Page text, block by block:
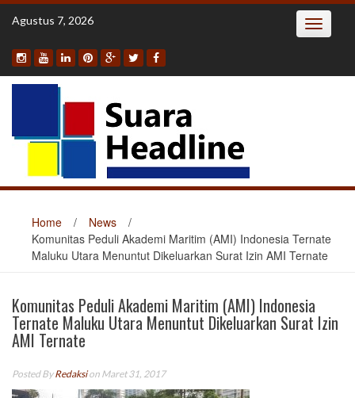
Skip
Agustus 7, 2026 Toggle
Home / News
/
Komunitas Peduli Akademi Maritim (AMI) Indonesia Ternate
Maluku Utara Menuntut Dikeluarkan Surat Izin AMI Ternate
Komunitas Peduli Akademi Maritim (AMI) Indonesia
Ternate Maluku Utara Menuntut Dikeluarkan Surat Izin
AMI Ternate
Posted ByRedaksion Maret 31, 2017